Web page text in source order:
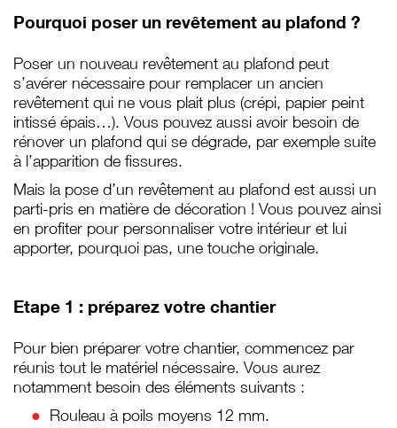
Pourquoi poser un revêtement au plafond ?
Poser un nouveau revêtement au plafond peut
s’avérer nécessaire pour remplacer un ancien
revêtement qui ne vous plait plus (crépi, papier peint
intissé épais…). Vous pouvez aussi avoir besoin de
rénover un plafond qui se dégrade, par exemple suite
à l’apparition de fissures.
Mais la pose d’un revêtement au plafond est aussi un
parti-pris en matière de décoration ! Vous pouvez ainsi
en profiter pour personnaliser votre intérieur et lui
apporter, pourquoi pas, une touche originale.
Etape 1 : préparez votre chantier
Pour bien préparer votre chantier, commencez par
réunis tout le matériel nécessaire. Vous aurez
notamment besoin des éléments suivants :
Rouleau à poils moyens 12 mm.